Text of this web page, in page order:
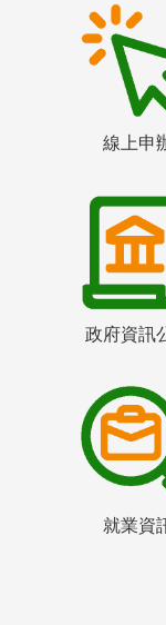
線上申
政府資訊
就業資